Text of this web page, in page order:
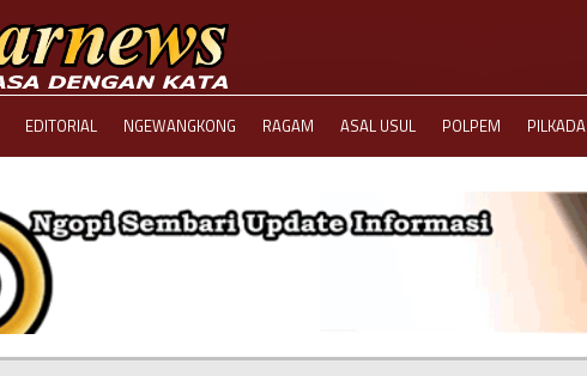
EDITORIAL NGEWANGKONG RAGAM ASAL USUL POLPEM PILKADA